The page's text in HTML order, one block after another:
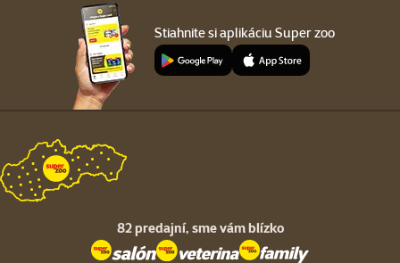
Stiahnite si aplikáciu Super zoo
82 predajní, sme vám blízko